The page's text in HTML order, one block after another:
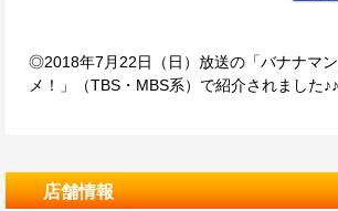
◎2018年7月22日（日）放送の「バナナマ
メ！」（TBS・MBS系）で紹介されました♪♪
店舗情報